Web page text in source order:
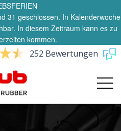
31 geschlossen. In Kalenderwoche
In diesem Zeitraum kann es zu
kommen.
252 Bewertungen